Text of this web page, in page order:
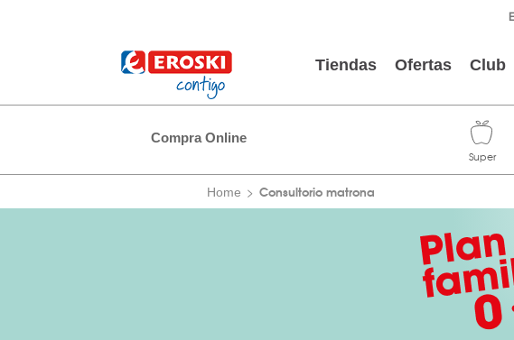
Tiendas Ofertas Club
Compra Online
Home Consultorio matrona